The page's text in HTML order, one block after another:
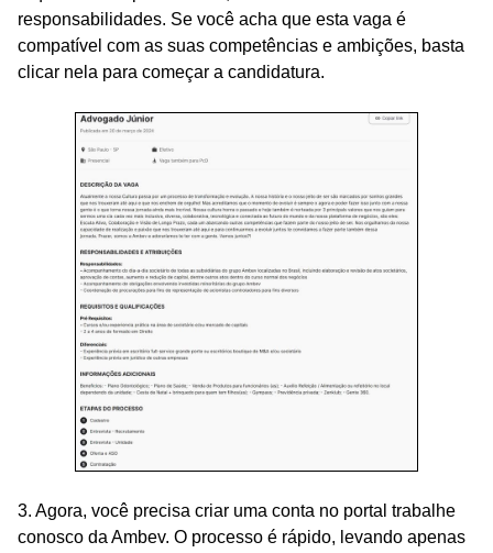
responsabilidades. Se você acha que esta vaga é
compatível com as suas competências e ambições, basta
clicar nela para começar a candidatura.
3. Agora, você precisa criar uma conta no portal trabalhe
conosco da Ambev. O processo é rápido, levando apenas